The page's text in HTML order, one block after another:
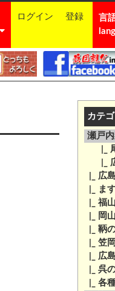
言
ログイン 登録
カテ
瀬戸
|_
|_
|_ 広
|_ ま
|_ 福
|_ 岡
|_ 鞆
|_ 笠
|_ 広
|_ 呉
|_ 各